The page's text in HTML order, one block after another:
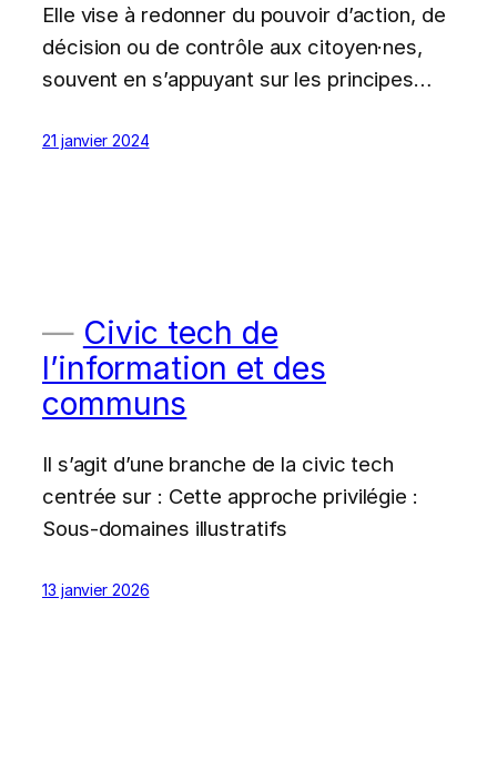
Elle vise à redonner du pouvoir d’action, de
décision ou de contrôle aux citoyen·nes,
souvent en s’appuyant sur les principes…
21 janvier 2024
Civic tech de
l’information et des
communs
Il s’agit d’une branche de la civic tech
centrée sur : Cette approche privilégie :
Sous-domaines illustratifs
13 janvier 2026